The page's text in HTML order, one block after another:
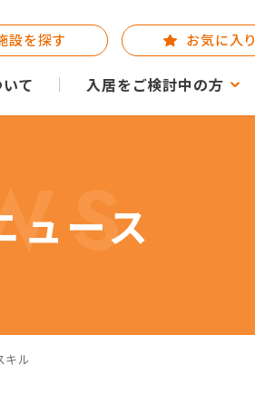
て 入居をご検討中の方
設を探す お気に入り
ュース
キル